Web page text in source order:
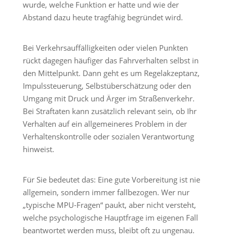
wurde, welche Funktion er hatte und wie der
Abstand dazu heute tragfähig begründet wird.
Bei Verkehrsauffälligkeiten oder vielen Punkten
rückt dagegen häufiger das Fahrverhalten selbst in
den Mittelpunkt. Dann geht es um Regelakzeptanz,
Impulssteuerung, Selbstüberschätzung oder den
Umgang mit Druck und Ärger im Straßenverkehr.
Bei Straftaten kann zusätzlich relevant sein, ob Ihr
Verhalten auf ein allgemeineres Problem in der
Verhaltenskontrolle oder sozialen Verantwortung
hinweist.
Für Sie bedeutet das: Eine gute Vorbereitung ist nie
allgemein, sondern immer fallbezogen. Wer nur
„typische MPU-Fragen“ paukt, aber nicht versteht,
welche psychologische Hauptfrage im eigenen Fall
beantwortet werden muss, bleibt oft zu ungenau.